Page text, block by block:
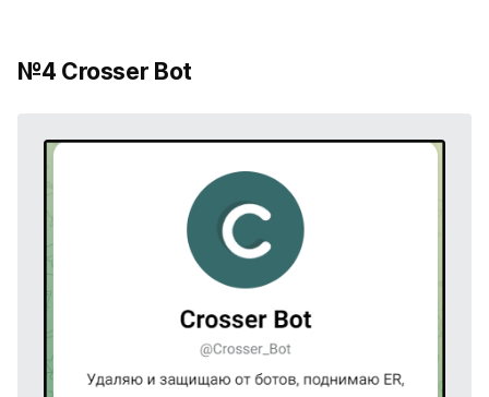
№4 Crosser Bot